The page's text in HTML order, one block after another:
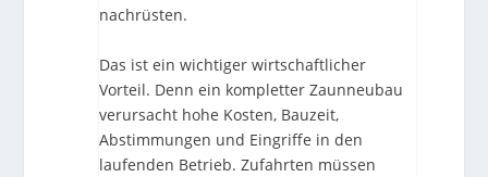
nachrüsten.
Das ist ein wichtiger wirtschaftlicher
Vorteil. Denn ein kompletter Zaunneubau
verursacht hohe Kosten, Bauzeit,
Abstimmungen und Eingriffe in den
laufenden Betrieb. Zufahrten müssen